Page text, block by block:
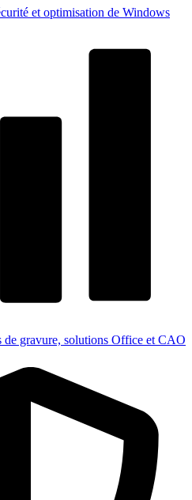
et optimisation de Windows
de gravure, solutions Office et CAO